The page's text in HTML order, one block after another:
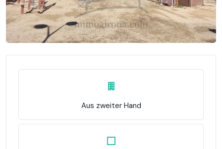
Aus zweiter Hand